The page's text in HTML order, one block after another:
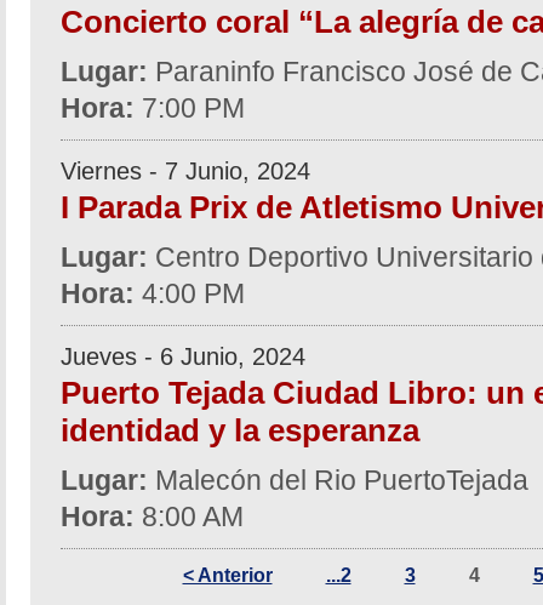
Concierto coral “La alegría de
Lugar: Paraninfo Francisco José de
Hora: 7:00 PM
Viernes - 7 Junio, 2024
I Parada Prix de Atletismo
Lugar: Centro Deportivo Universitario
Hora: 4:00 PM
Jueves - 6 Junio, 2024
Puerto Tejada Ciudad Libro: un
identidad y la esperanza
Lugar: Malecón del Rio PuertoTejada
Hora: 8:00 AM
< Anterior ...2 3 4 5